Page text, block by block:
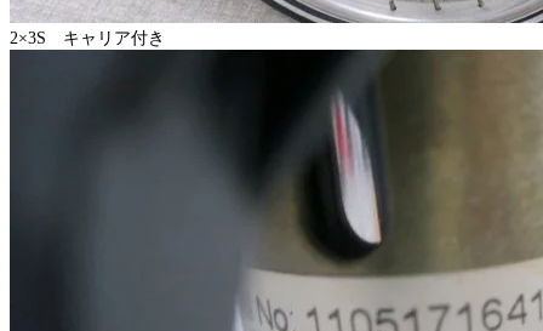
2×3S キャリア付き